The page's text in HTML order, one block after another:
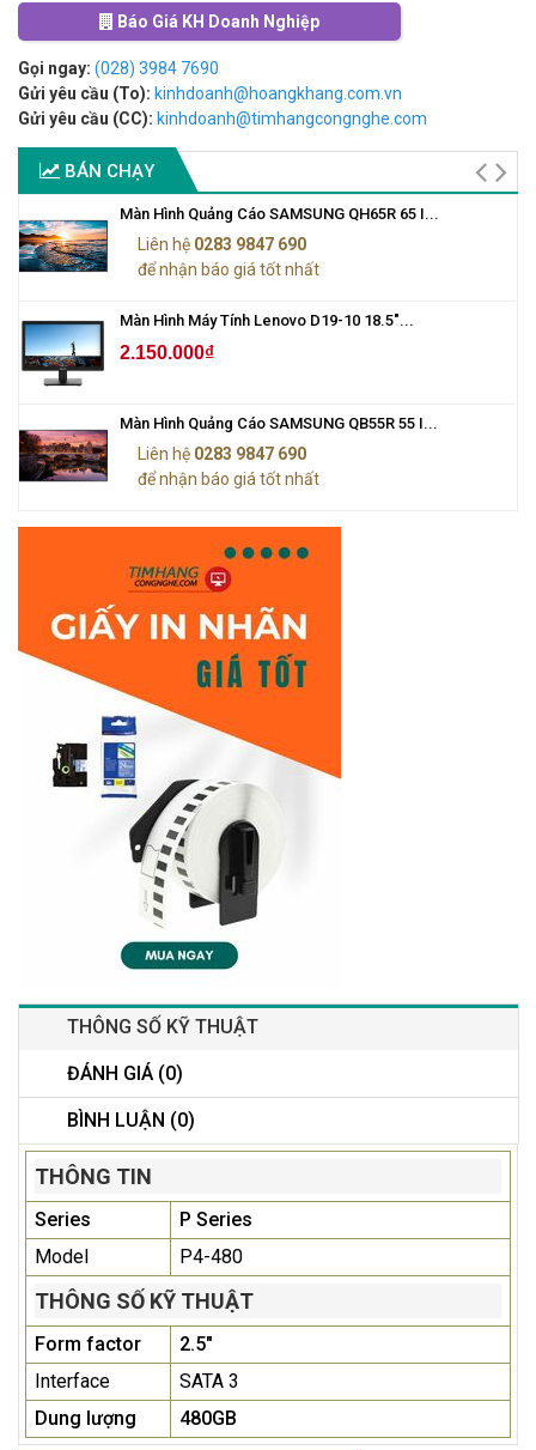
Báo Giá KH Doanh Nghiệp
Gọi ngay: (028) 3984 7690
Gửi yêu cầu (To): kinhdoanh@hoangkhang.com.vn
Gửi yêu cầu (CC): kinhdoanh@timhangcongnghe.com
BÁN CHẠY
Màn Hình Quảng Cáo SAMSUNG QH65R 65 I...
Liên hệ 0283 9847 690
để nhận báo giá tốt nhất
Màn Hình Máy Tính Lenovo D19-10 18.5"...
2.150.000₫
Màn Hình Quảng Cáo SAMSUNG QB55R 55 I...
Liên hệ 0283 9847 690
để nhận báo giá tốt nhất
THÔNG SỐ KỸ THUẬT
ĐÁNH GIÁ (0)
BÌNH LUẬN (0)
THÔNG TIN
Series
P Series
Model
P4-480
THÔNG SỐ KỸ THUẬT
Form factor
2.5"
Interface
SATA 3
Dung lượng
480GB